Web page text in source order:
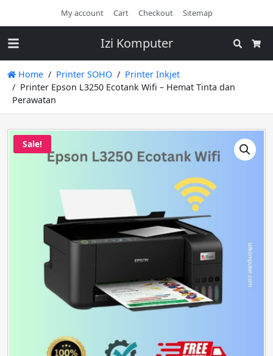
My account Cart Checkout Sitemap
Izi Komputer
Search
Home
Printer SOHO
Printer Inkjet
Printer Epson L3250 Ecotank Wifi – Hemat Tinta dan
Perawatan
Sale!